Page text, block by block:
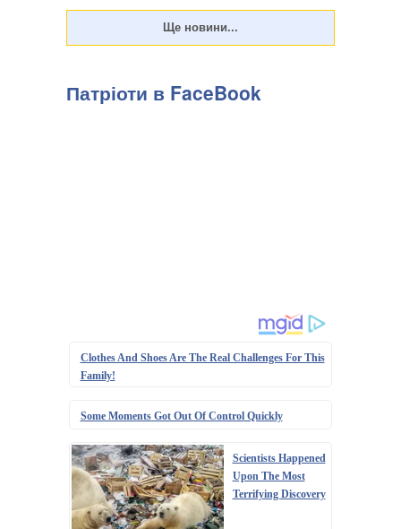
Патріоти в FaceBook
Clothes And Shoes Are The Real Challenges For This
Family!
Some Moments Got Out Of Control Quickly
Scientists Happened
Upon The Most
Terrifying Discovery